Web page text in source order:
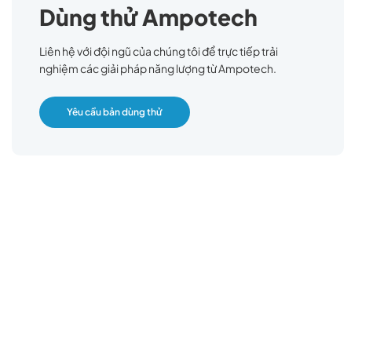
Dùng thử Ampotech
Liên hệ với đội ngũ của chúng tôi để trực tiếp trải
nghiệm các giải pháp năng lượng từ Ampotech.
Yêu cầu bản dùng thử